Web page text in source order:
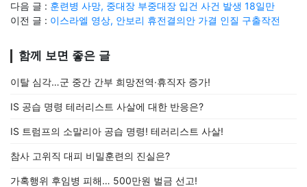
다음 글 : 훈련병 사망, 중대장 부중대장 입건 사건 발생 18일만
이전 글 : 이스라엘 영상, 안보리 휴전결의안 가결 인질 구출작전
함께 보면 좋은 글
이탈 심각…군 중간 간부 희망전역·휴직자 증가!
IS 공습 명령 테러리스트 사살에 대한 반응은?
IS 트럼프의 소말리아 공습 명령! 테러리스트 사살!
참사 고위직 대피 비밀훈련의 진실은?
가혹행위 후임병 피해… 500만원 벌금 선고!